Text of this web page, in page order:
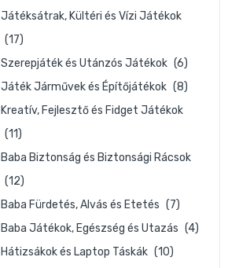
Játéksátrak, Kültéri és Vízi Játékok
(17)
Szerepjáték és Utánzós Játékok (6)
Játék Járművek és Építőjátékok (8)
Kreatív, Fejlesztő és Fidget Játékok
(11)
Baba Biztonság és Biztonsági Rácsok
(12)
Baba Fürdetés, Alvás és Etetés (7)
Baba Játékok, Egészség és Utazás (4)
Hátizsákok és Laptop Táskák (10)